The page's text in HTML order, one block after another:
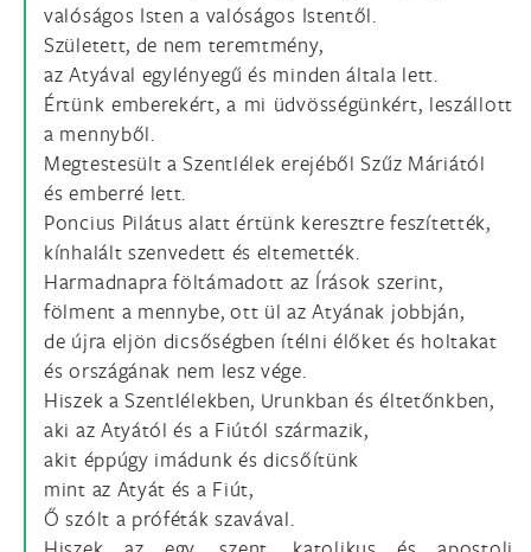
valóságos Isten a valóságos Istentől.
Született, de nem teremtmény,
az Atyával egylényegű és minden általa lett.
Értünk emberekért, a mi üdvösségünkért, leszállott
a mennyből.
Megtestesült a Szentlélek erejéből Szűz Máriától
és emberré lett.
Poncius Pilátus alatt értünk keresztre feszítették,
kínhalált szenvedett és eltemették.
Harmadnapra föltámadott az Írások szerint,
fölment a mennybe, ott ül az Atyának jobbján,
de újra eljön dicsőségben ítélni élőket és holtakat
és országának nem lesz vége.
Hiszek a Szentlélekben, Urunkban és éltetőnkben,
aki az Atyától és a Fiútól származik,
akit éppúgy imádunk és dicsőítünk
mint az Atyát és a Fiút,
Ő szólt a próféták szavával.